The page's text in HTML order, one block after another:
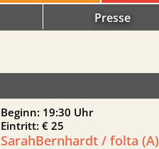
Presse
Beginn: 19:30 Uhr
Eintritt: € 25
SarahBernhardt / folta (A)